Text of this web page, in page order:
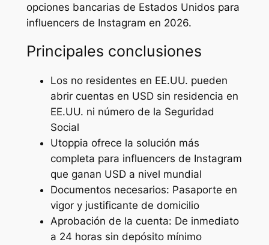
opciones bancarias de Estados Unidos para
influencers de Instagram en 2026.
Principales conclusiones
Los no residentes en EE.UU. pueden
abrir cuentas en USD sin residencia en
EE.UU. ni número de la Seguridad
Social
Utoppia ofrece la solución más
completa para influencers de Instagram
que ganan USD a nivel mundial
Documentos necesarios: Pasaporte en
vigor y justificante de domicilio
Aprobación de la cuenta: De inmediato
a 24 horas sin depósito mínimo